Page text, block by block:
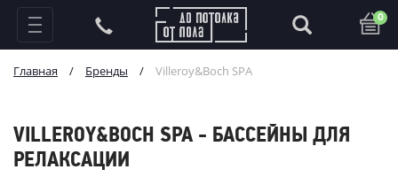
0
Главная / Бренды / Villeroy&Boch SPA
VILLEROY&BOCH SPA - БАССЕЙНЫ ДЛЯ
РЕЛАКСАЦИИ